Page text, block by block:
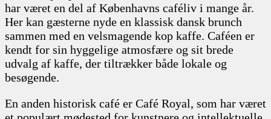
har været en del af Københavns caféliv i mange år.
Her kan gæsterne nyde en klassisk dansk brunch
sammen med en velsmagende kop kaffe. Caféen er
kendt for sin hyggelige atmosfære og sit brede
udvalg af kaffe, der tiltrækker både lokale og
besøgende.
En anden historisk café er Café Royal, som har været